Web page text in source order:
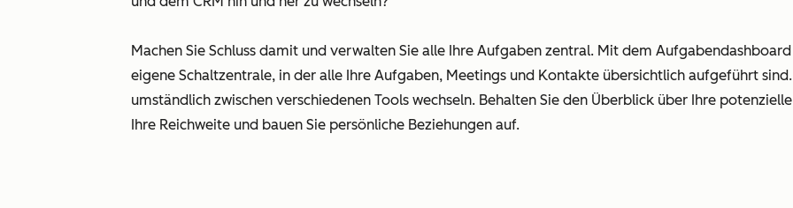
Machen Sie Schluss damit und verwalten Sie alle Ihre Aufgaben zentral. Mit dem
eigene Schaltzentrale, in der alle Ihre Aufgaben, Meetings und Kontakte übersichtlich aufgeführt
umständlich zwischen verschiedenen Tools wechseln. Behalten Sie den Überblick über Ihre
Ihre Reichweite und bauen Sie persönliche Beziehungen auf.